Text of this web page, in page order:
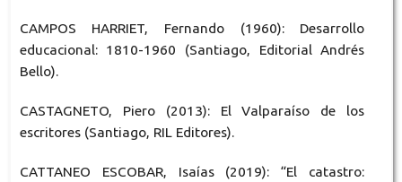
CAMPOS HARRIET, Fernando (1960): Desarrollo
educacional: 1810-1960 (Santiago, Editorial Andrés
Bello).
CASTAGNETO, Piero (2013): El Valparaíso de los
escritores (Santiago, RIL Editores).
CATTANEO ESCOBAR, Isaías (2019): “El catastro: